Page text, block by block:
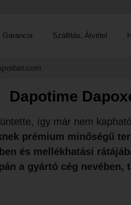
Garancia Szállítás, Átvétel
Dapotime
így már nem
prémium minőségű
és mellékhatási
a gyártó cég nevében,